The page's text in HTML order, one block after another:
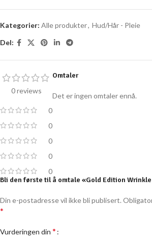
Kategorier: Alle produkter, Hud/Hår - Pleie
Del:
0 reviews
0
0
0
0
0
Omtaler
Det er ingen omtaler ennå.
Bli den første til å omtale «Gold Edition Wrinkle
Din e-postadresse vil ikke bli publisert.
*
Vurderingen din *